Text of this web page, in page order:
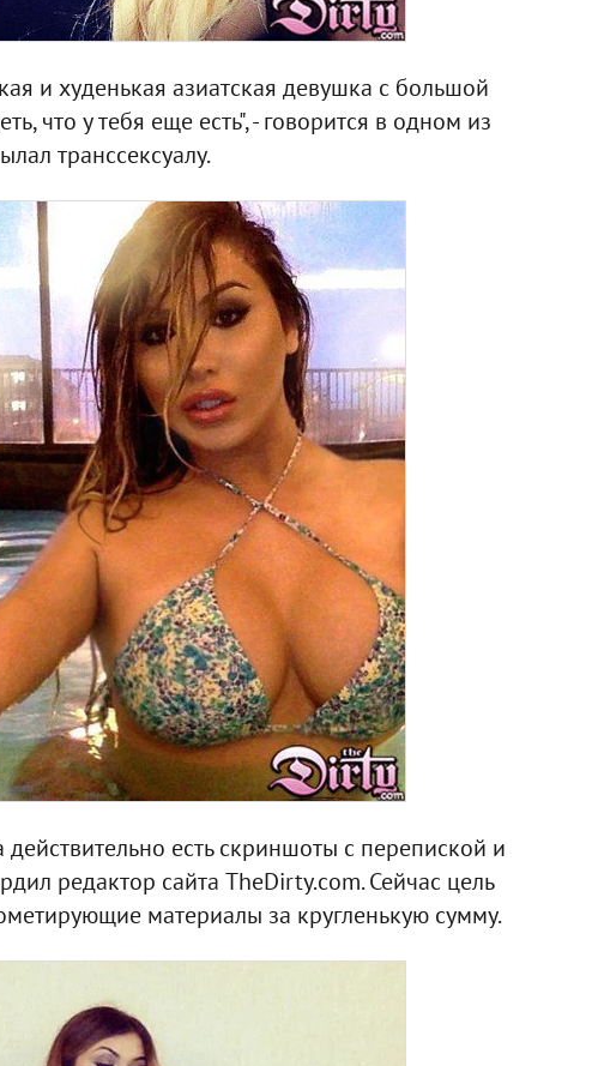
и худенькая азиатская девушка с большой
что у тебя еще есть", - говорится в одном из
транссексуалу.
есть скриншоты с перепиской и
редактор сайта TheDirty.com. Сейчас цель
материалы за кругленькую сумму.